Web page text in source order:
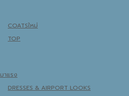
COATS
TOP
DRESSES & AIRPORT LOOKS